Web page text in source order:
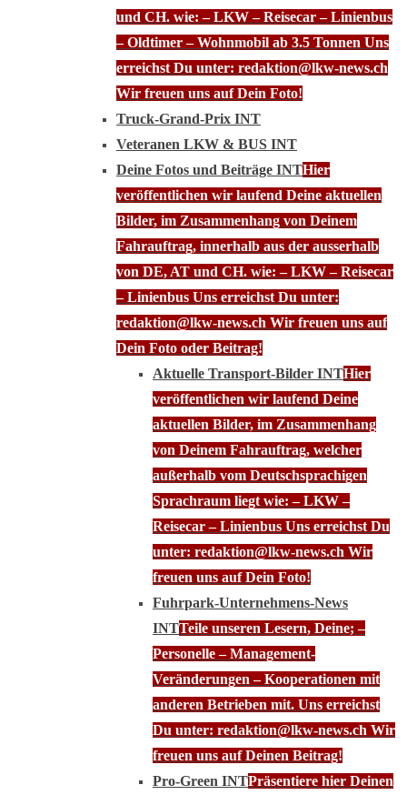
und CH. wie: – LKW – Reisecar – Linienbus
– Oldtimer – Wohnmobil ab 3.5 Tonnen Uns
erreichst Du unter: redaktion@lkw-news.ch
Wir freuen uns auf Dein Foto!
Truck-Grand-Prix INT
Veteranen LKW & BUS INT
Deine Fotos und Beiträge INTHier
veröffentlichen wir laufend Deine aktuellen
Bilder, im Zusammenhang von Deinem
Fahrauftrag, innerhalb aus der ausserhalb
von DE, AT und CH. wie: – LKW – Reisecar
– Linienbus Uns erreichst Du unter:
redaktion@lkw-news.ch Wir freuen uns auf
Dein Foto oder Beitrag!
Aktuelle Transport-Bilder INTHier
veröffentlichen wir laufend Deine
aktuellen Bilder, im Zusammenhang
von Deinem Fahrauftrag, welcher
außerhalb vom Deutschsprachigen
Sprachraum liegt wie: – LKW –
Reisecar – Linienbus Uns erreichst Du
unter: redaktion@lkw-news.ch Wir
freuen uns auf Dein Foto!
Fuhrpark-Unternehmens-News
INTTeile unseren Lesern, Deine; –
Personelle – Management-
Veränderungen – Kooperationen mit
anderen Betrieben mit. Uns erreichst
Du unter: redaktion@lkw-news.ch Wir
freuen uns auf Deinen Beitrag!
Pro-Green INTPräsentiere hier Deinen